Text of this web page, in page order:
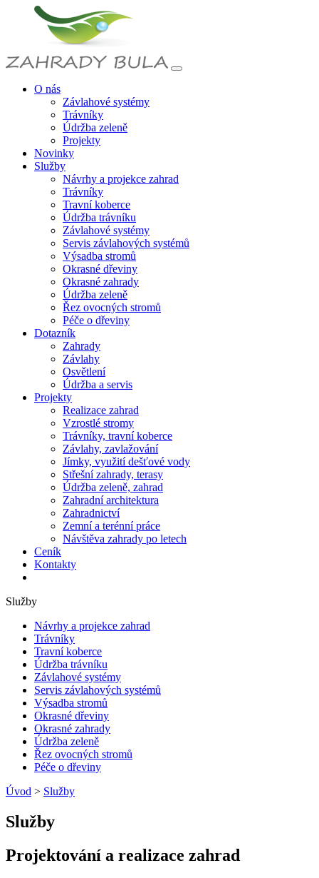
O nás
Závlahové systémy
Trávníky
Údržba zeleně
Projekty
Novinky
Služby
Návrhy a projekce zahrad
Trávníky
Travní koberce
Údržba trávníku
Závlahové systémy
Servis závlahových systémů
Výsadba stromů
Okrasné dřeviny
Okrasné zahrady
Údržba zeleně
Řez ovocných stromů
Péče o dřeviny
Dotazník
Zahrady
Závlahy
Osvětlení
Údržba a servis
Projekty
Realizace zahrad
Vzrostlé stromy
Trávníky, travní koberce
Závlahy, zavlažování
Jímky, využití dešťové vody
Střešní zahrady, terasy
Údržba zeleně, zahrad
Zahradní architektura
Zahradnictví
Zemní a terénní práce
Návštěva zahrady po letech
Ceník
Kontakty
Služby
Návrhy a projekce zahrad
Trávníky
Travní koberce
Údržba trávníku
Závlahové systémy
Servis závlahových systémů
Výsadba stromů
Okrasné dřeviny
Okrasné zahrady
Údržba zeleně
Řez ovocných stromů
Péče o dřeviny
Úvod > Služby
Služby
Projektování a realizace zahrad